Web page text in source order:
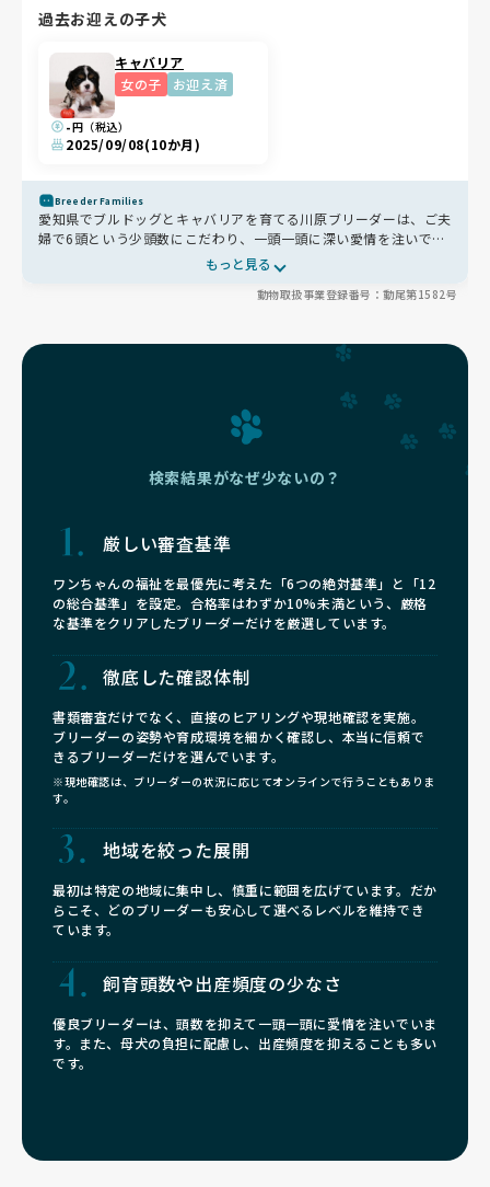
過去お迎えの子犬
キャバリア
女の子
お迎え済
-円（税込）
2025/09/08(10か月)
Breeder Families
愛知県でブルドッグとキャバリアを育てる川原ブリーダーは、ご夫
婦で6頭という少頭数にこだわり、一頭一頭に深い愛情を注いでい
ます🐶グレインフリーの食事やヤギミルクで体を作り、室内外で自
由に運動できる環境を整えています🏠見学ではお母さんや親戚犬
にも会えるアットホームな雰囲気が魅力。お迎え後もLINEで親身
もっと見る
動物取扱事業登録番号：動尾第1582号
検索結果がなぜ少ないの？
厳しい審査基準
ワンちゃんの福祉を最優先に考えた「6つの絶対基準」と「12
の総合基準」を設定。合格率はわずか10%未満という、厳格
な基準をクリアしたブリーダーだけを厳選しています。
徹底した確認体制
書類審査だけでなく、直接のヒアリングや現地確認を実施。
ブリーダーの姿勢や育成環境を細かく確認し、本当に信頼で
きるブリーダーだけを選んでいます。
※現地確認は、ブリーダーの状況に応じてオンラインで行うこともありま
す。
地域を絞った展開
最初は特定の地域に集中し、慎重に範囲を広げています。だか
らこそ、どのブリーダーも安心して選べるレベルを維持でき
ています。
飼育頭数や出産頻度の少なさ
優良ブリーダーは、頭数を抑えて一頭一頭に愛情を注いでいま
す。また、母犬の負担に配慮し、出産頻度を抑えることも多い
です。